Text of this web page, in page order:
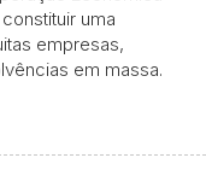
uma
empresas,
em massa.